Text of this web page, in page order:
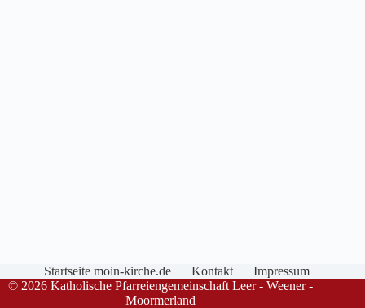
Startseite moin-kirche.de Kontakt
Impressum
© 2026 Katholische Pfarreiengemeinschaft Leer - Weener -
Moormerland